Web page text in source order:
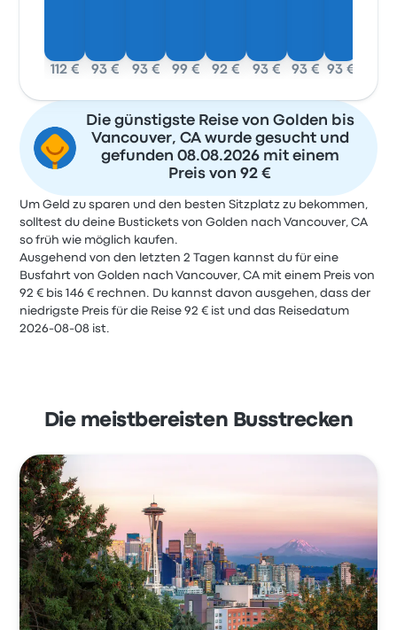
112 € 93 € 93 € 99 € 92 € 93 € 93 € 93 €
Die günstigste Reise von Golden bis
Vancouver, CA wurde gesucht und
gefunden 08.08.2026 mit einem
Preis von 92 €
Um Geld zu sparen und den besten Sitzplatz zu bekommen,
solltest du deine Bustickets von Golden nach Vancouver, CA
so früh wie möglich kaufen.
Ausgehend von den letzten 2 Tagen kannst du für eine
Busfahrt von Golden nach Vancouver, CA mit einem Preis von
92 € bis 146 € rechnen. Du kannst davon ausgehen, dass der
niedrigste Preis für die Reise 92 € ist und das Reisedatum
2026-08-08 ist.
Die meistbereisten Busstrecken